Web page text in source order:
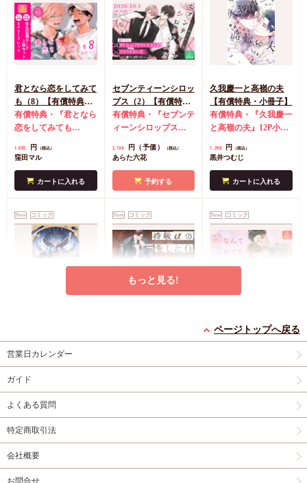
君となら恋をしてみて
も（8）【有償特典・
学生証風カード2枚セ
ット】
有償特典・『君となら
恋をしてみても
ド2枚セット
1,892 円 （税込）
窪田マル
カートに入れる
セブンティーンシロッ
プス（2）【有償特
典・ダイカットアクリ
ルスタンド】
有償特典・『セブンテ
ィーンシロップス
クリルスタンド
店舗共通特典ペー
パー
2,134 円（予価） （税込）
あらた六花
予約する
久我慶一と高嶺の夫
【有償特典・小冊子】
有償特典・『久我慶一
と高嶺の夫』12P小冊
ーフレット
1,298 円 （税込）
黒井つむじ
カートに入れる
New コミック
冊子】
有償特典・『灯台守と
かもめの子（3）』
12P小冊子
1,408
吾妻香夜
カートに入れる
New コミック
フレット
New コミック
償特典・小冊子】
有償特典・『恋なんて
コミコミ特典4Pリー
New コミック New コミック New コミック
もっと見る!
ページトップへ戻る
営業日カレンダー
ガイド
よくある質問
特定商取引法
会社概要
お問合せ